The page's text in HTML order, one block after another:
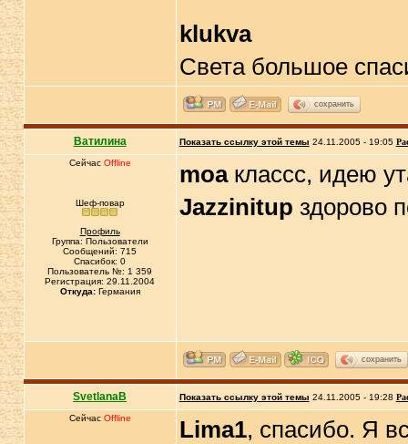
klukva
Света большое
сохранить
Ватилина Показать ссылку этой темы 24.11.2005 - 19:05
Сейчас Offline
Шеф-повар
Профиль
Группа: Пользователи
Сообщений: 715
Спасибок: 0
Пользователь №: 1 359
Регистрация: 29.11.2004
Откуда:Германия
moaклассс, идею
Jazzinitup здорово
сохранить
SvetlanaB Показать ссылку этой темы 24.11.2005 - 19:28
Сейчас Offline Lima1, спасибо. Я